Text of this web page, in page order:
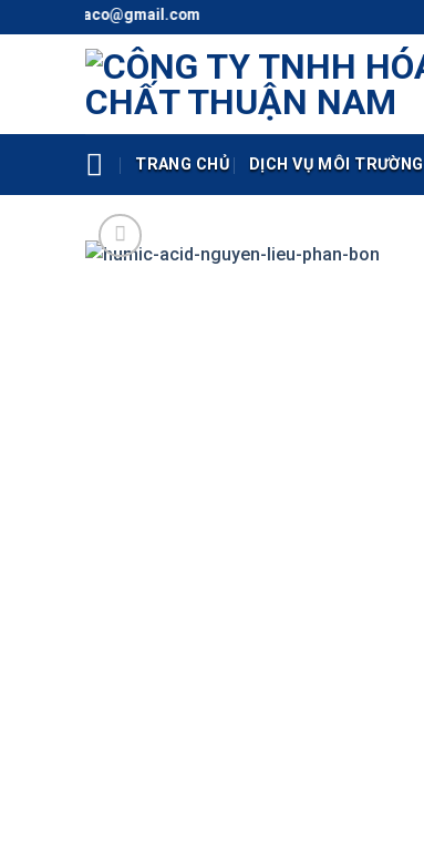
to
TRANG CHỦ DỊCH VỤ MÔI TRƯỜNG